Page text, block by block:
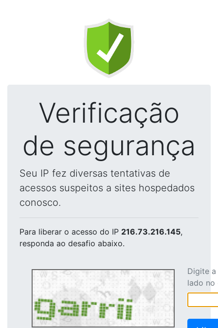
Verificação
de segurança
Seu IP fez diversas tentativas de
acessos suspeitos a sites hospedados
conosco.
Para liberar o acesso do IP 216.73.216.145,
responda ao desafio abaixo.
Digite
lado no